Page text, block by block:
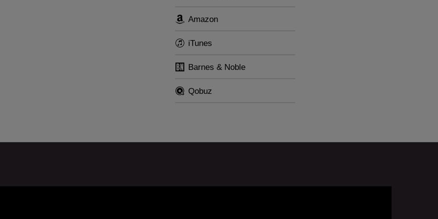
asociado permanente: el también polaco Grzegorz Nowak.
Amazon
iTunes
Barnes & Noble
Qobuz